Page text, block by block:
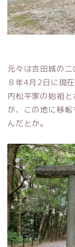
元々は吉田城の
８年4月2日に現
内松平家の始祖と
が、この地に移転
んだとか。